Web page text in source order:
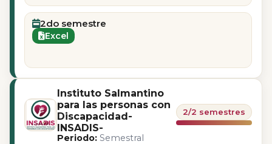
2do semestre
Excel
Instituto Salmantino
para las personas con
Discapacidad-
INSADIS-
Periodo: Semestral
2/2 semestres